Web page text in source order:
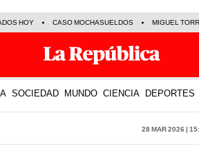
HOY CASO MOCHASUELDOS MIGUEL
SOCIEDAD MUNDO CIENCIA DEPORTES
28 Mar 2026 |